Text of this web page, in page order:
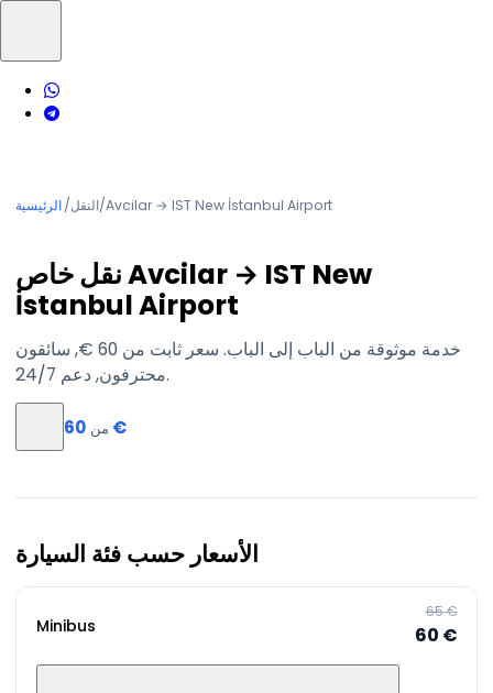
الرئيسية/النقل/Avcilar → IST New İstanbul Airport
نقل خاص Avcilar → IST New
İstanbul Airport
خدمة موثوقة من الباب إلى الباب. سعر ثابت من ‏60 €, سائقون
محترفون, دعم 24/7.
من ‏60 €
الأسعار حسب فئة السيارة
Minibus
‏65 €
‏60 €